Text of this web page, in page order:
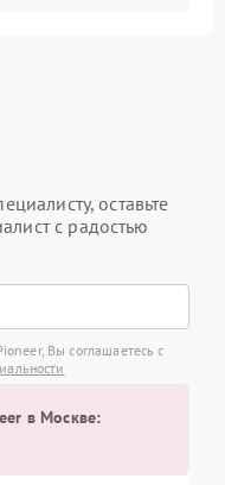
оставьте
с радостью
Вы соглашаетесь с
в Москве: